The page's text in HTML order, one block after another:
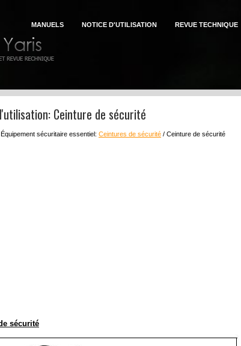
MANUELS NOTICE D'UTILISATION REVUE TECHNIQUE
Ceinture de sécurité
sécuritaire essentiel: Ceintures de sécurité / Ceinture de sécurité
sécurité